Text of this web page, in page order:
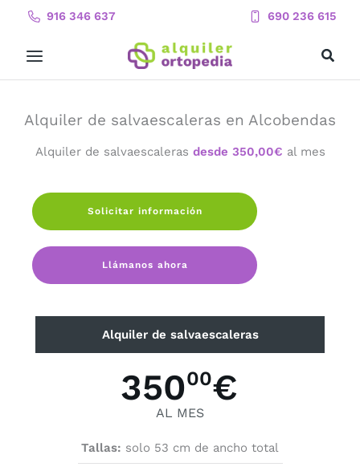
916 346 637 690 236 615
Alquiler de salvaescaleras en Alcobendas
Alquiler de salvaescaleras desde 350,00€ al mes
Solicitar información
Llámanos ahora
Alquiler de salvaescaleras
35000€
AL MES
Tallas: solo 53 cm de ancho total